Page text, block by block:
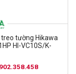
tường Hikawa
HI-VC10S/K-